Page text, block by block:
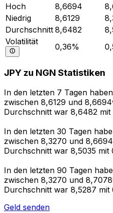
Hoch
8,6694
Niedrig
8,6129
Durchschnitt 8,6482
Volatilität
0,36%
JPY zu NGN Statistiken
In den letzten 7 Tagen
zwischen 8,6129 und
Durchschnitt war 8,6482 mit
In den letzten 30 Tagen
zwischen 8,3270 und
Durchschnitt war 8,5035 mit
In den letzten 90 Tagen
zwischen 8,3270 und
Durchschnitt war 8,5287 mit
Geld senden